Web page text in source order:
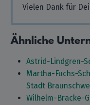
Vielen Dank für
Ähnliche
Astrid-Lindgren-
Martha-Fuchs-
Stadt
Wilhelm-Bracke-